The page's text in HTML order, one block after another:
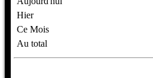
Hier
Ce Mois
Au total